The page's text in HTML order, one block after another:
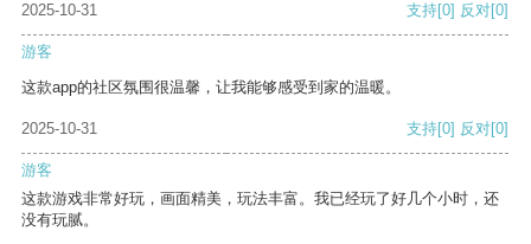
2025-10-31
支持[0] 反对[0]
游客
这款app的社区氛围很温馨，让我能够感受到家的温暖。
2025-10-31 支持[0] 反对[0]
游客
这款游戏非常好玩，画面精美，玩法丰富。我已经玩了好几个小时，还
没有玩腻。